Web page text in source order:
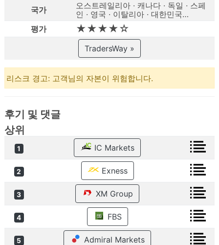
국가
오스트레일리아 · 캐나다 · 독일 · 스페
인 · 영국 · 이탈리아 · 대한민국…
평가
★★★★☆
TradersWay »
리스크 경고: 고객님의 자본이 위험합니다.
후기 및 댓글
상위
1 IC Markets
2 Exness
3 XM Group
4 FBS
5 Admiral Markets